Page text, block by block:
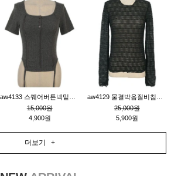
15,000원
4,900원
25,000원
5,900원
더보기 +